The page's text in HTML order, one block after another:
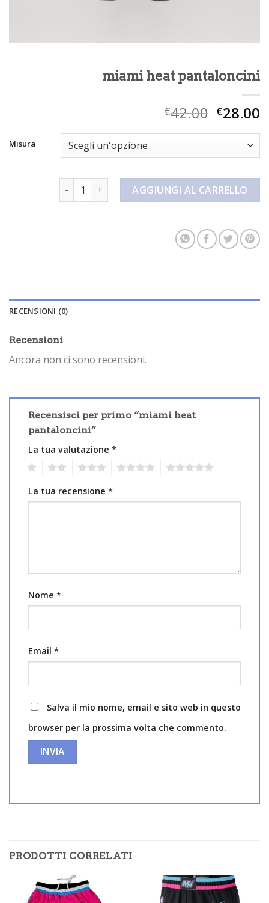
miami heat pantaloncini
€42.00 €28.00
Misura
miami heat pantaloncini quantità
AGGIUNGI AL CARRELLO
RECENSIONI (0)
Recensioni
Ancora non ci sono recensioni.
Recensisci per primo “miami heat
pantaloncini”
La tua valutazione *
La tua recensione *
Nome *
Email *
Salva il mio nome, email e sito web in questo
browser per la prossima volta che commento.
PRODOTTI CORRELATI